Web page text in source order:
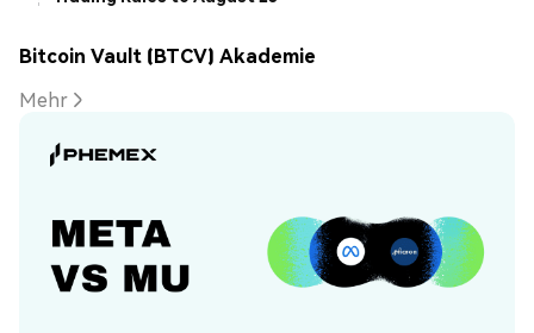
Bitcoin Vault (BTCV) Akademie
Mehr